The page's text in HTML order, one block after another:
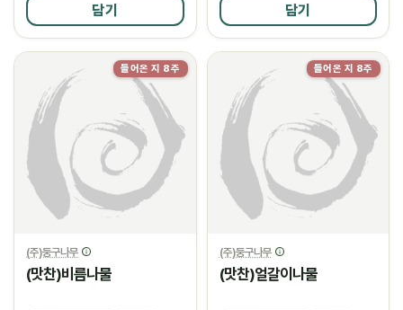
담기 담기
들어온 지 8주
(주)둥구나무
(맛찬)비름나물
들어온 지 8주
(주)둥구나무
(맛찬)얼갈이나물